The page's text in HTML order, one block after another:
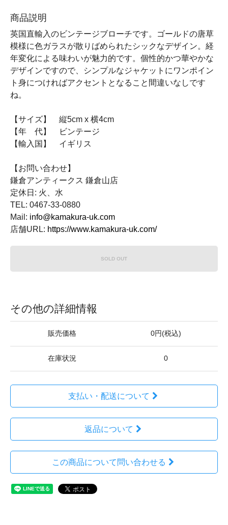
商品説明
英国直輸入のビンテージブローチです。ゴールドの唐草
模様に色ガラスが散りばめられたシックなデザイン。経
年変化による味わいが魅力的です。個性的かつ華やかな
デザインですので、シンプルなジャケットにワンポイン
ト身につければアクセントとなること間違いなしです
ね。
【サイズ】 縦5cm x 横4cm
【年 代】 ビンテージ
【輸入国】 イギリス
【お問い合わせ】
鎌倉アンティークス 鎌倉山店
定休日: 火、水
TEL: 0467-33-0880
Mail: info@kamakura-uk.com
店舗URL: https://www.kamakura-uk.com/
SOLD OUT
その他の詳細情報
販売価格 0円(税込)
在庫状況 0
支払い・配送について
返品について
この商品について問い合わせる